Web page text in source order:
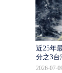
近25年
分之3台
2026-07-